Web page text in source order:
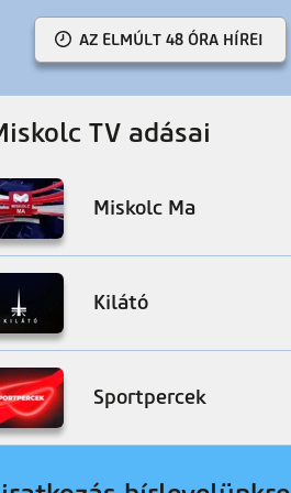
AZ ELMÚLT 48 ÓRA HÍREI
TV adásai
Miskolc Ma
Kilátó
Sportpercek